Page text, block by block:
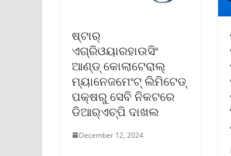
ଷ୍ଟାର୍
ଏଗ୍ରିଓୟାରହାଉସିଂ
ଆଣ୍ଡ୍ କୋଲାଟେରାଲ୍
ମ୍ୟାନେଜମେଂଟ୍ ଲିମିଟେଡ୍
ପକ୍ଷରୁ ସେବି ନିକଟରେ
ଡିଆର୍‌ଏଚ୍‌ପି ଦାଖଲ
December 12, 2024